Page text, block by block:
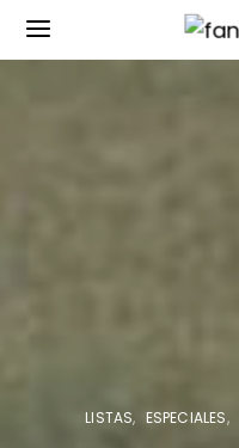
LISTAS ESPECIALES